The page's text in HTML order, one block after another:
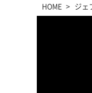
HOME ジェ